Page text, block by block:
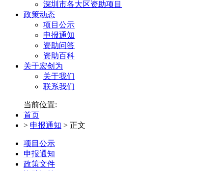
深圳市各大区资助项目
政策动态
项目公示
申报通知
资助问答
资助百科
关于宏创为
关于我们
联系我们
当前位置:
首页
> 申报通知 > 正文
项目公示
申报通知
政策文件